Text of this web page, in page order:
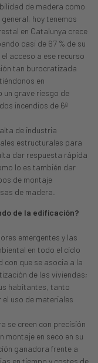
de madera como
hoy tenemos
en Catalunya crece
casi de 67 % de su
acceso a ese recurso
tan burocratizada
en
un grave riesgo de
incendios de 6ª
de industria
estructurales para
dar respuesta rápida
lo es también dar
de montaje
de madera.
de la edificación?
emergentes y las
en todo el ciclo
con que se asocia a la
de las viviendas;
habitantes, tanto
uso de materiales
se creen con precisión
montaje en seco en su
ganadora frente a
en tiempo y costes de